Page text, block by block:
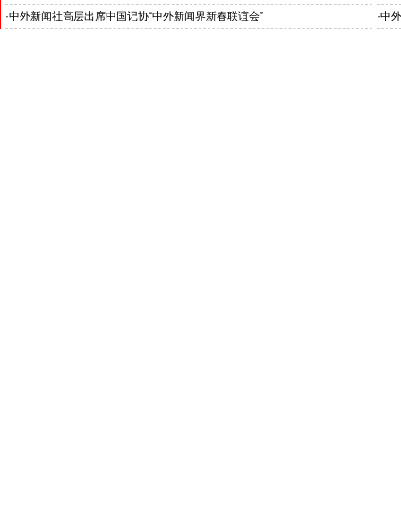
·中外新闻社高层出席中国记协“中外新闻界新春联谊会” ·中